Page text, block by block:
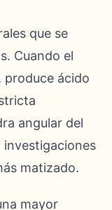
que se
Cuando el
produce ácido
angular del
investigaciones
matizado.
mayor